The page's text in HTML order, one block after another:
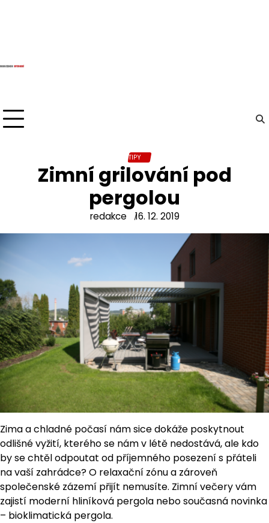
TIPY
Zimní grilování pod
pergolou
redakce 16. 12. 2019
Zima a chladné počasí nám sice dokáže poskytnout
odlišné vyžití, kterého se nám v létě nedostává, ale kdo
by se chtěl odpoutat od příjemného posezení s přáteli
na vaší zahrádce? O relaxační zónu a zároveň
společenské zázemí přijít nemusíte. Zimní večery vám
zajistí moderní hliníková pergola nebo současná novinka
– bioklimatická pergola.